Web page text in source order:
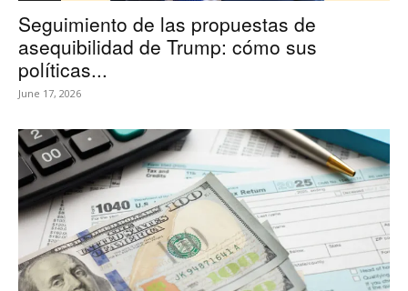
Seguimiento de las propuestas de
asequibilidad de Trump: cómo sus
políticas...
June 17, 2026